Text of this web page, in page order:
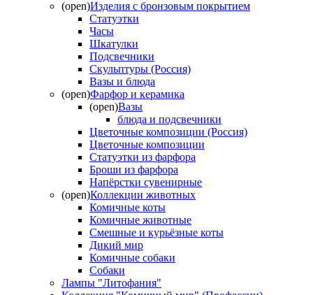
(open)Изделия с бронзовым покрытием
Статуэтки
Часы
Шкатулки
Подсвечники
Скульптуры (Россия)
Вазы и блюда
(open)Фарфор и керамика
(open)Вазы
блюда и подсвечники
Цветочные композиции (Россия)
Цветочные композиции
Статуэтки из фарфора
Броши из фарфора
Напёрстки сувенирные
(open)Коллекции животных
Комичные коты
Комичные животные
Смешные и курьёзные коты
Дикий мир
Комичные собаки
Собаки
Лампы "Литофания"